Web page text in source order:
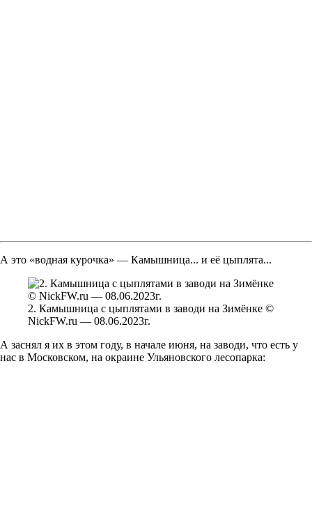
А это «водная курочка» — Камышница... и её цыплята...
2. Камышница с цыплятами в заводи на Зимёнке ©
NickFW.ru — 08.06.2023г.
А заснял я их в этом году, в начале июня, на заводи, что есть у
нас в Московском, на окраине Ульяновского лесопарка: